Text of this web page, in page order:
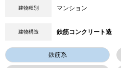
建物種別 マンション
建物構造 鉄筋コンクリート造
鉄筋系